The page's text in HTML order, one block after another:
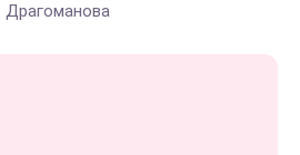
Драгоманова